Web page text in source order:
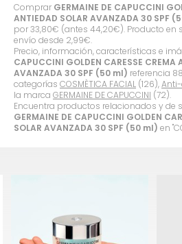
Comprar GERMAINE DE CAPUCCINI
ANTIEDAD SOLAR AVANZADA 30 SPF
por33,80€ (antes 44,20€). Producto en
envío desde 2,99€.
Precio, información, características e
CAPUCCINI GOLDEN CARESSE CREMA
AVANZADA 30 SPF (50 ml) referencia
categorías COSMÈTICA FACIAL (126),
la marca GERMAINE DE CAPUCCINI (72).
Encuentra productos relacionados y de
GERMAINE DE CAPUCCINI GOLDEN
SOLAR AVANZADA 30 SPF (50 ml) en